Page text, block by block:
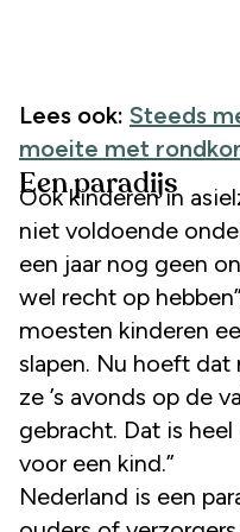
Lees ook: Steeds
moeite met
Een paradijs
Ook kinderen in
niet voldoende
een jaar nog geen
wel recht op
moesten kinderen
slapen. Nu hoeft
ze ’s avonds op de
gebracht. Dat is
voor een kind.”
Nederland is een